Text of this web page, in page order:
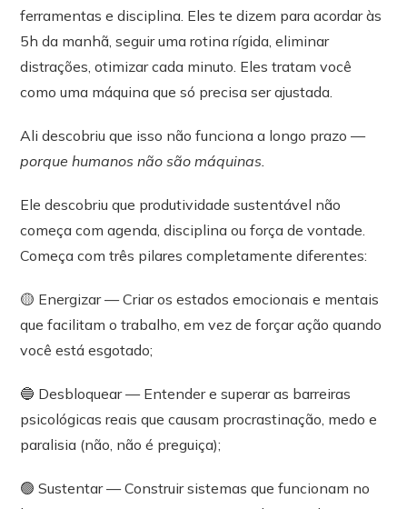
ferramentas e disciplina. Eles te dizem para acordar às
5h da manhã, seguir uma rotina rígida, eliminar
distrações, otimizar cada minuto. Eles tratam você
como uma máquina que só precisa ser ajustada.
Ali descobriu que isso não funciona a longo prazo —
porque humanos não são máquinas.
Ele descobriu que produtividade sustentável não
começa com agenda, disciplina ou força de vontade.
Começa com três pilares completamente diferentes:
🟡 Energizar — Criar os estados emocionais e mentais
que facilitam o trabalho, em vez de forçar ação quando
você está esgotado;
🔵 Desbloquear — Entender e superar as barreiras
psicológicas reais que causam procrastinação, medo e
paralisia (não, não é preguiça);
🟢 Sustentar — Construir sistemas que funcionam no